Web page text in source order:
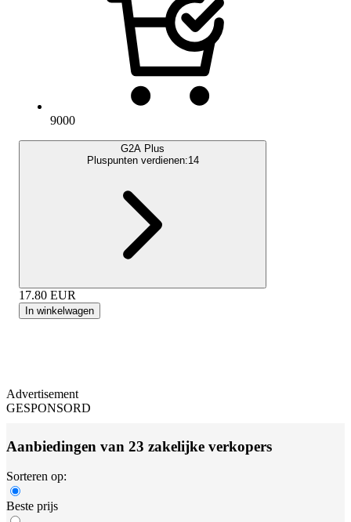
9000
G2A Plus
Pluspunten verdienen:14
17.80 EUR
In winkelwagen
Advertisement
GESPONSORD
Aanbiedingen van 23 zakelijke verkopers
Sorteren op:
Beste prijs